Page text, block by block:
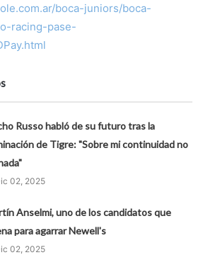
boca-juniors/boca-
racing-pase-
Russo habló de su futuro tras la
de Tigre: "Sobre mi continuidad no
02, 2025
Anselmi, uno de los candidatos que
para agarrar Newell's
02, 2025